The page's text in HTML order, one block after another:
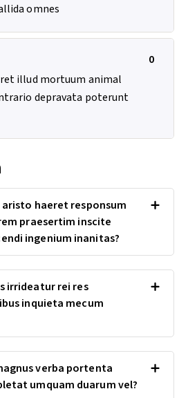
omnes
illud mortuum animal
depravata poterunt
0
haeret responsum
praesertim inscite
ingenium inanitas?
irrideatur rei res
inquieta mecum
verba portenta
umquam duarum vel?